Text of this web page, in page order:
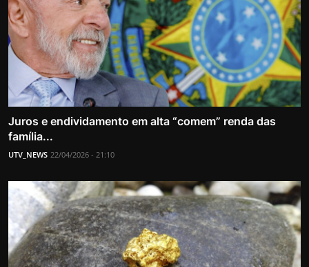
Juros e endividamento em alta “comem” renda das
família...
UTV_NEWS 22/04/2026 - 21:10